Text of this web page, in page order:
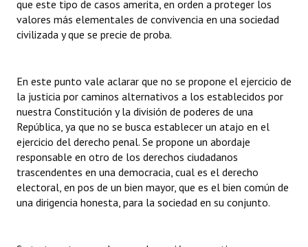
que este tipo de casos amerita, en orden a proteger los
valores más elementales de convivencia en una sociedad
civilizada y que se precie de proba.
En este punto vale aclarar que no se propone el ejercicio de
la justicia por caminos alternativos a los establecidos por
nuestra Constitución y la división de poderes de una
República, ya que no se busca establecer un atajo en el
ejercicio del derecho penal. Se propone un abordaje
responsable en otro de los derechos ciudadanos
trascendentes en una democracia, cual es el derecho
electoral, en pos de un bien mayor, que es el bien común de
una dirigencia honesta, para la sociedad en su conjunto.